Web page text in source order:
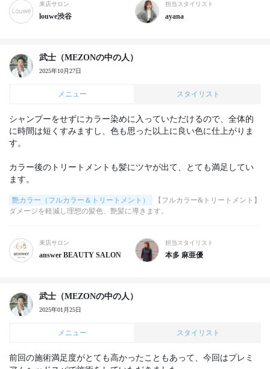
来店サロン
louwe渋谷
担当スタイリスト
ayana
武士（MEZONの中の人）
2025年10月27日
メニュー スタイリスト
シャンプーをせずにカラー染めに入っていただけるので、全体的
に時間は短くすみますし、色も思った以上に良い色に仕上がりま
す。
カラー後のトリートメントも髪にツヤが出て、とても満足してい
ます。
艶カラー（フルカラー＆トリートメント）
【フルカラー&トリートメント】
ダメージを軽減し理想の髪色、艶髪に導きます。
来店サロン
answer BEAUTY SALON
担当スタイリスト
本多 麻亜優
武士（MEZONの中の人）
2025年01月25日
メニュー スタイリスト
前回の施術満足度がとても高かったこともあって、今回はプレミ